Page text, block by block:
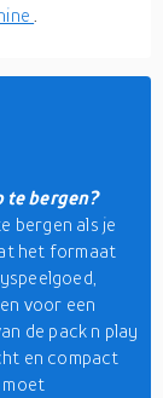
te bergen?
bergen als je
het formaat
voor een
de pack n play
en compact
moet